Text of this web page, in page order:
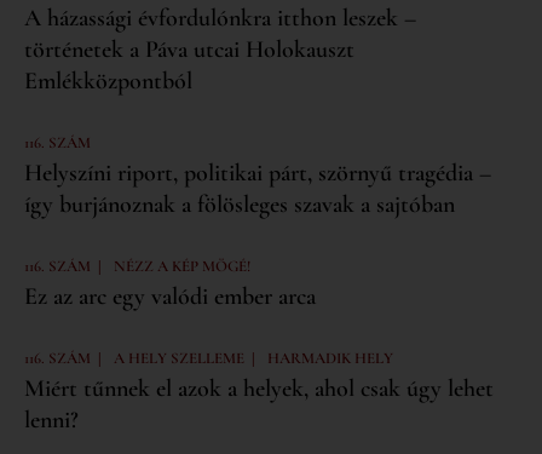
A házassági évfordulónkra itthon leszek –
történetek a Páva utcai Holokauszt
Emlékközpontból
116. SZÁM
Helyszíni riport, politikai párt, szörnyű tragédia –
így burjánoznak a fölösleges szavak a sajtóban
116. SZÁM | NÉZZ A KÉP MÖGÉ!
Ez az arc egy valódi ember arca
116. SZÁM | A HELY SZELLEME | HARMADIK HELY
Miért tűnnek el azok a helyek, ahol csak úgy lehet
lenni?